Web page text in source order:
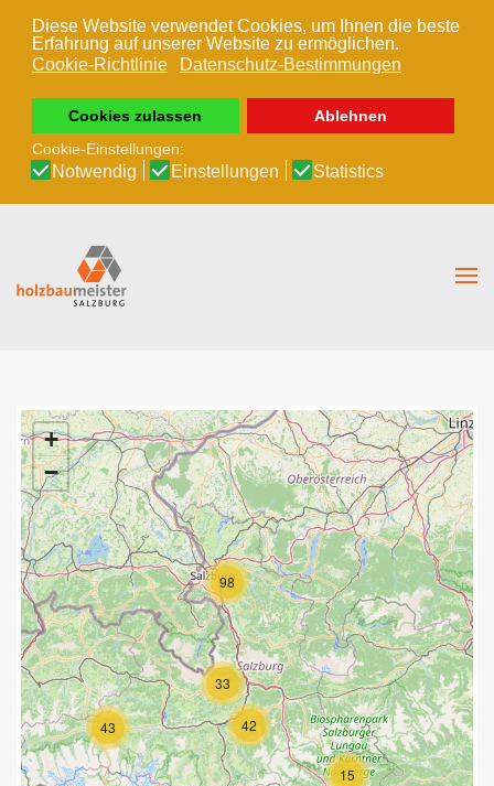
Diese Website verwendet Cookies, um Ihnen die beste
Erfahrung auf unserer Website zu ermöglichen.
Cookie-Richtlinie
Datenschutz-Bestimmungen
Cookies zulassen
Ablehnen
Cookie-Einstellungen:
Notwendig Einstellungen Statistics
Zum Hauptinhalt springen
15
33
42
43
98
+
−